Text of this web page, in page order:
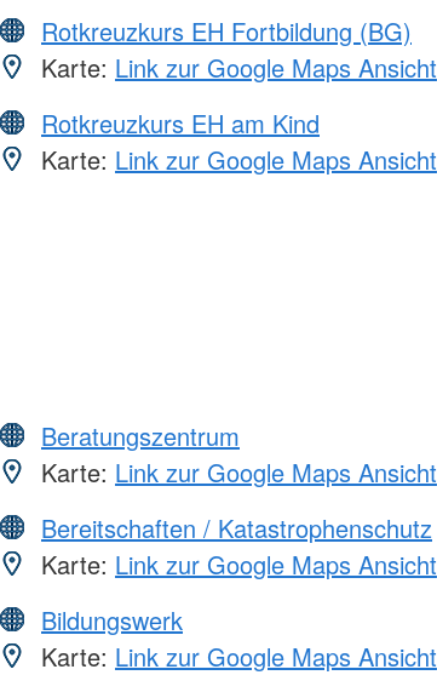
Rotkreuzkurs EH Fortbildung (BG)
Karte: Link zur Google Maps Ansicht
Rotkreuzkurs EH am Kind
Karte: Link zur Google Maps Ansicht
Beratungszentrum
Karte: Link zur Google Maps Ansicht
Bereitschaften / Katastrophenschutz
Karte: Link zur Google Maps Ansicht
Bildungswerk
Karte: Link zur Google Maps Ansicht